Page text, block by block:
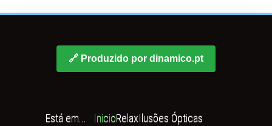
🔗 Produzido por dinamico.pt
Está em... InicioRelaxIlusões Ópticas